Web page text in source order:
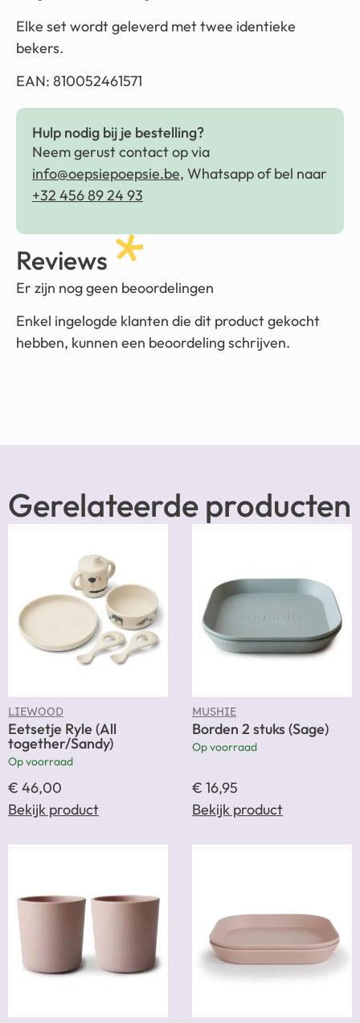
Elke set wordt geleverd met twee identieke
bekers.
EAN: 810052461571
Hulp nodig bij je bestelling?
Neem gerust contact op via
info@oepsiepoepsie.be, Whatsapp of bel naar
+32 456 89 24 93
Reviews
Er zijn nog geen beoordelingen
Enkel ingelogde klanten die dit product gekocht
hebben, kunnen een beoordeling schrijven.
Gerelateerde producten
LIEWOOD
Eetsetje Ryle (All
together/Sandy)
Op voorraad
€ 46,00
Bekijk product
MUSHIE
Borden 2 stuks (Sage)
Op voorraad
€ 16,95
Bekijk product